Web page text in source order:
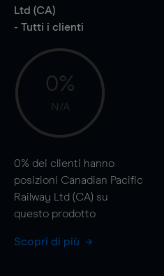
Ltd (CA)
- Tutti i clienti
0%
N/A
0% dei clienti hanno
posizioni Canadian Pacific
Railway Ltd (CA) su
questo prodotto
Scopri di più